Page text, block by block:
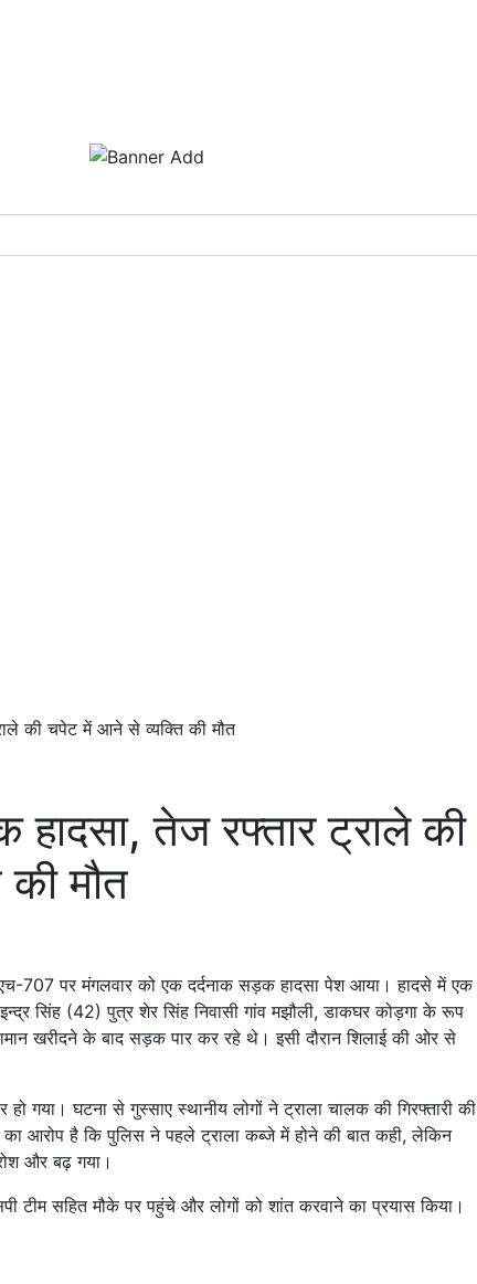
की चपेट में आने से व्यक्ति की मौत
हादसा, तेज रफ्तार ट्राले की
मौत
707 पर मंगलवार को एक दर्दनाक सड़क हादसा पेश आया। हादसे में एक
सिंह (42) पुत्र शेर सिंह निवासी गांव मझौली, डाकघर कोड़गा के रूप
खरीदने के बाद सड़क पार कर रहे थे। इसी दौरान शिलाई की ओर से
गया। घटना से गुस्साए स्थानीय लोगों ने ट्राला चालक की गिरफ्तारी की
आरोप है कि पुलिस ने पहले ट्राला कब्जे में होने की बात कही, लेकिन
और बढ़ गया।
टीम सहित मौके पर पहुंचे और लोगों को शांत करवाने का प्रयास किया।